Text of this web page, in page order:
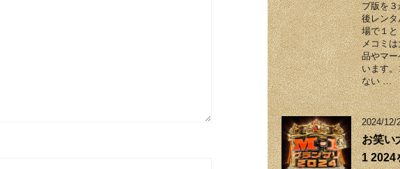
ブ版を
後レン
場で１
メコミ
品やマ
います
ない …
2024/12/
お笑い
1 2024